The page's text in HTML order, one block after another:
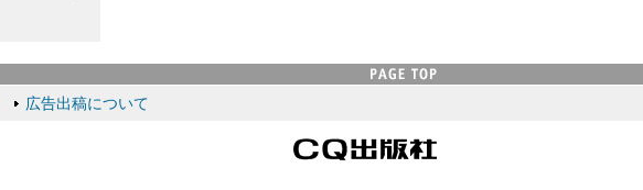
広告出稿について